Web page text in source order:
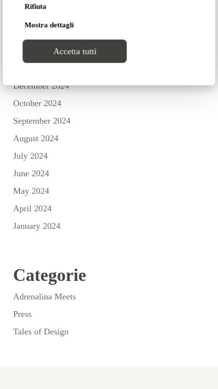
Rifiuta
Mostra dettagli
Accetta tutti
February 2025
December 2024
October 2024
September 2024
August 2024
July 2024
June 2024
May 2024
April 2024
January 2024
Categorie
Adrenalina Meets
Press
Tales of Design